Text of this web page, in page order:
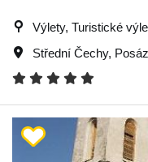
Výlety, Turistické
Střední Čechy,